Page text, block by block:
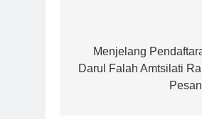
posMenjelang
Darul Falah Amtsilati